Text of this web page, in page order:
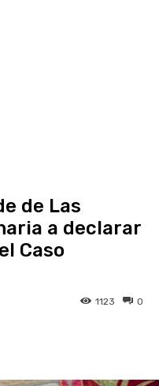
de Las
a declarar
Caso
0
1123